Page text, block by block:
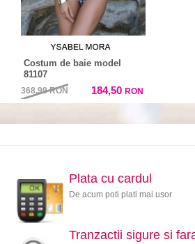
Costum de baie model
81107
368,99RON 184,50 RON
Plata cu cardul
De acum poti plati mai usor
Tranzactii sigure si